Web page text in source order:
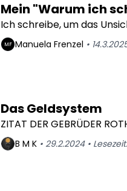
Mein "Warum ich
Ich schreibe, um das
MF Manuela Frenzel •
Das Geldsystem
ZITAT DER GEBRÜDER
B M K • 29.2.2024•